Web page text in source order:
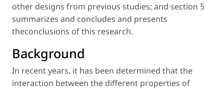
other designs from previous studies; and section 5
summarizes and concludes and presents
theconclusions of this research.
Background
In recent years, it has been determined that the
interaction between the different properties of